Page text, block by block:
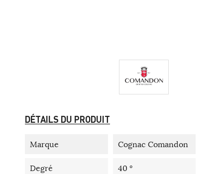
DÉTAILS DU PRODUIT
Marque Cognac Comandon
Degré 40 °